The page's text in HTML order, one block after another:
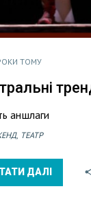
ТОМУ
аншлаги
, ТЕАТР
ДАЛІ